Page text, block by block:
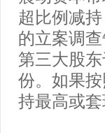
超比例减
的立案调
第三大股
份。如果
持最高或套